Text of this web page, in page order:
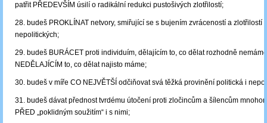
patřit PŘEDEVŠÍM úsilí o radikální redukci pustošivých zlotřilostí;
28. budeš PROKLÍNAT netvory, smiřující se s bujením zvráceností a zlotřilostí
nepolitických;
29. budeš BURÁCET proti individuím, dělajícím to, co dělat rozhodně
NEDĚLAJÍCÍM to, co dělat najisto máme;
30. budeš v míře CO NEJVĚTŠÍ odčiňovat svá těžká provinění politická i
31. budeš dávat přednost tvrdému útočení proti zločincům a šílencům
PŘED „poklidným soužitím“ i s nimi;